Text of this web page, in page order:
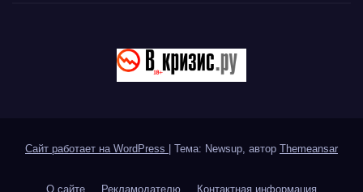
Сайт работает на WordPress Тема: Newsup, автор Themeansar
О сайте Рекламодателю Контактная информация